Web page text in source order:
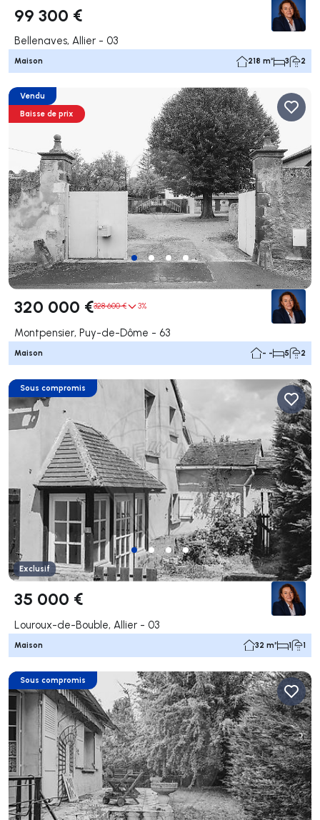
99 300 €
Bellenaves, Allier - 03
Maison 218 m² 3 2
Vendu
Baisse de prix
320 000 €328 600 € 3%
Montpensier, Puy-de-Dôme - 63
Maison - - 5 2
Sous compromis
Exclusif
35 000 €
Louroux-de-Bouble, Allier - 03
Maison 32 m² 1 1
Sous compromis